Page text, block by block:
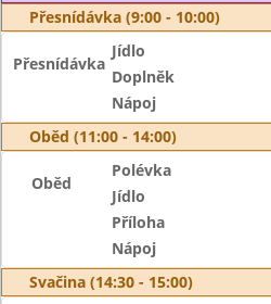
Přesnídávka (9:00 - 10:00)
Přesnídávka
Jídlo
Doplněk
Nápoj
Oběd (11:00 - 14:00)
Oběd
Polévka
Jídlo
Příloha
Nápoj
Svačina (14:30 - 15:00)